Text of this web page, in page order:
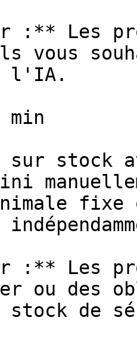
:** Les
vous
l'IA.
min
sur stock
:** Les
ou des
stock de